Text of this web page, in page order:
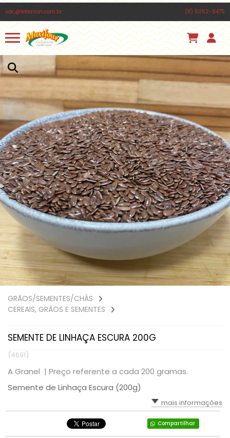
sac@lebanon.com.br (11) 5052-8475
GRÃOS/SEMENTES/CHÁS
CEREAIS, GRÃOS E SEMENTES
SEMENTE DE LINHAÇA ESCURA 200G
(4691)
A Granel | Preço referente a cada 200 gramas.
Semente de Linhaça Escura (200g)
mais informações
Compartilhar
Há algumas horas